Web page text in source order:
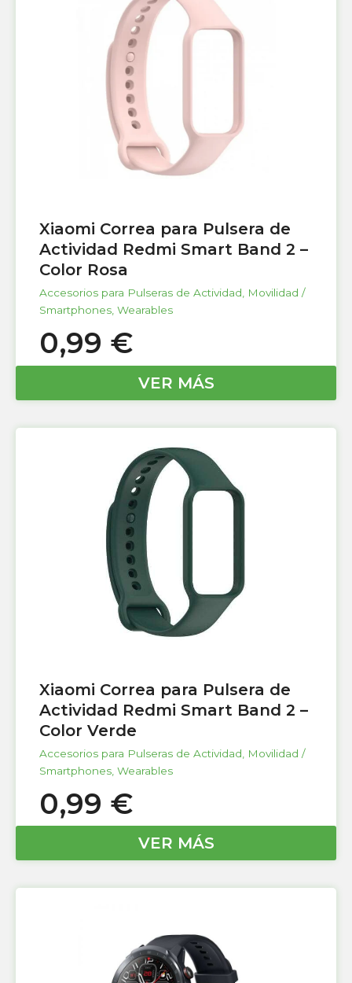
Xiaomi Correa para Pulsera de
Actividad Redmi Smart Band 2 –
Color Rosa
Accesorios para Pulseras de Actividad, Movilidad /
Smartphones, Wearables
0,99 €
VER MÁS
Xiaomi Correa para Pulsera de
Actividad Redmi Smart Band 2 –
Color Verde
Accesorios para Pulseras de Actividad
Movilidad /
Smartphones Wearables
0,99 €
VER MÁS